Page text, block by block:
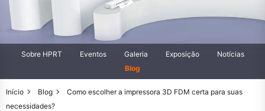
Sobre HPRT Eventos Galeria Exposição
Notícias
Blog
Início Blog
Como escolher a impressora 3D FDM certa para suas
necessidades?